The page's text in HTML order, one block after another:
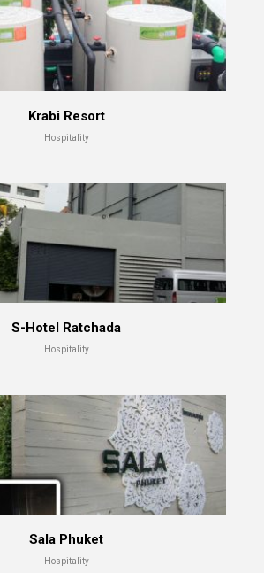
Krabi Resort
Hospitality
S-Hotel Ratchada
Hospitality
Sala Phuket
Hospitality